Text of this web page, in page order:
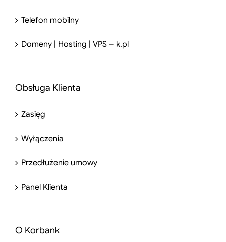
Telefon mobilny
Domeny | Hosting | VPS – k.pl
Obsługa Klienta
Zasięg
Wyłączenia
Przedłużenie umowy
Panel Klienta
O Korbank